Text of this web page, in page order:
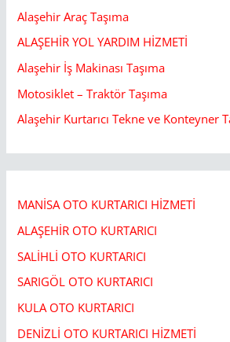
Alaşehir Araç Taşıma
ALAŞEHİR YOL YARDIM HİZMETİ
Alaşehir İş Makinası Taşıma
Motosiklet – Traktör Taşıma
Alaşehir Kurtarıcı Tekne ve Konteyner
MANİSA OTO KURTARICI HİZMETİ
ALAŞEHİR OTO KURTARICI​
SALİHLİ OTO KURTARICI​
SARIGÖL OTO KURTARICI​
KULA OTO KURTARICI​
DENİZLİ OTO KURTARICI HİZMETİ